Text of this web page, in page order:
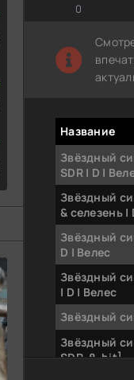
0
Название
Звёздный
SDR | D |
Звёздный
& селезень |
Звёздный
D | Велес
Звёздный
| D | Велес
Звёздный
Звёздный
SDR, 8-bit]